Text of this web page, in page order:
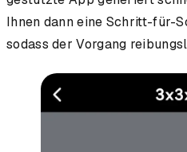
Ihnen dann eine Schritt-für-
sodass der Vorgang